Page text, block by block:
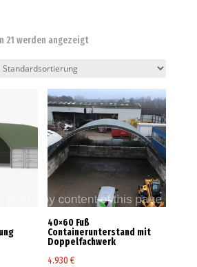
21 werden angezeigt
40×60 Fuß
Containerunterstand mit
Doppelfachwerk
4.930€